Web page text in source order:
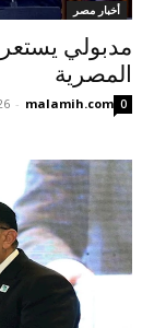
أخبار مصر
مدبولي
المصرية
malamih.com
- 0